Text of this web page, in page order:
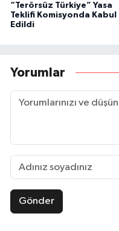
“Terörsüz Türkiye” Yasa
Teklifi Komisyonda Kabul
Edildi
Yorumlar
Gönder